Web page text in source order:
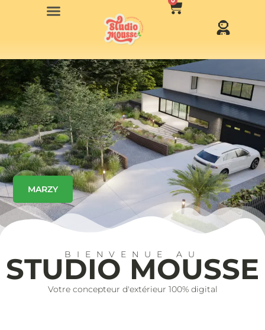
MARZY
BIENVENUE AU
STUDIO MOUSSE
Votre concepteur d'extérieur 100% digital